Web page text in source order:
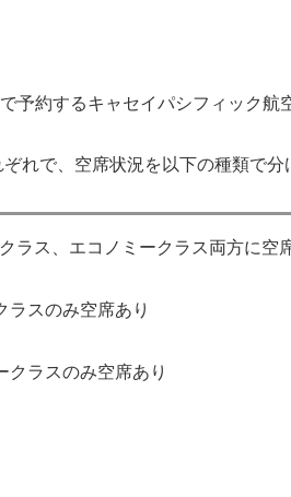
予約するキャセイパシフィック
れで、空席状況を以下の種類で分
ラス、エコノミークラス両方に空
ラスのみ空席あり
クラスのみ空席あり